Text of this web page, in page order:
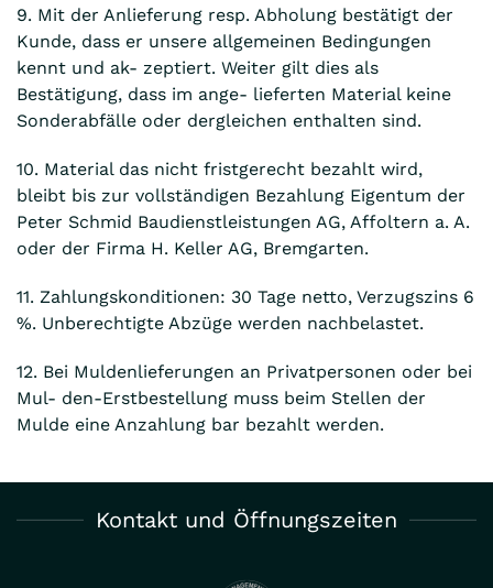
9. Mit der Anlieferung resp. Abholung bestätigt der
Kunde, dass er unsere allgemeinen Bedingungen
kennt und ak- zeptiert. Weiter gilt dies als
Bestätigung, dass im ange- lieferten Material keine
Sonderabfälle oder dergleichen enthalten sind.
10. Material das nicht fristgerecht bezahlt wird,
bleibt bis zur vollständigen Bezahlung Eigentum der
Peter Schmid Baudienstleistungen AG, Affoltern a. A.
oder der Firma H. Keller AG, Bremgarten.
11. Zahlungskonditionen: 30 Tage netto, Verzugszins 6
%. Unberechtigte Abzüge werden nachbelastet.
12. Bei Muldenlieferungen an Privatpersonen oder bei
Mul- den-Erstbestellung muss beim Stellen der
Mulde eine Anzahlung bar bezahlt werden.
Kontakt und Öffnungszeiten